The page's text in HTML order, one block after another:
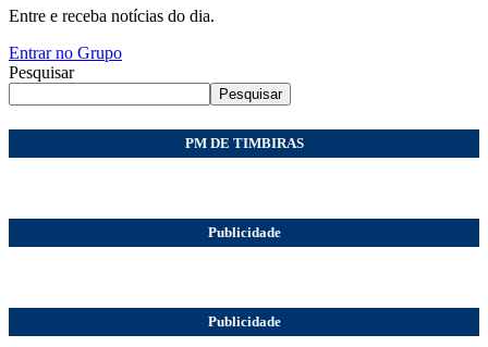
Entre e receba notícias do dia.
Entrar no Grupo
Pesquisar
Pesquisar
PM DE TIMBIRAS
Publicidade
Publicidade